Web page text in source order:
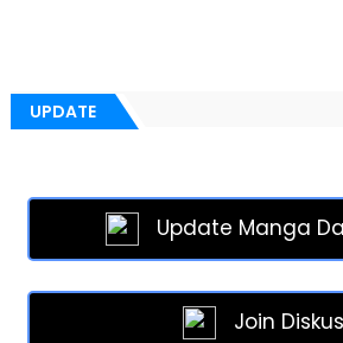
UPDATE
Update Manga
Join